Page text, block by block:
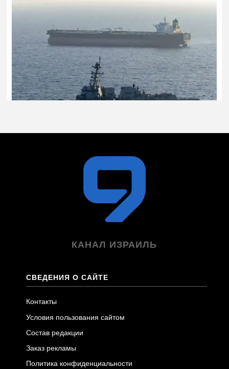
КАНАЛ ИЗРАИЛЬ
СВЕДЕНИЯ О САЙТЕ
Контакты
Условия пользования сайтом
Состав редакции
Заказ рекламы
Политика конфиденциальности